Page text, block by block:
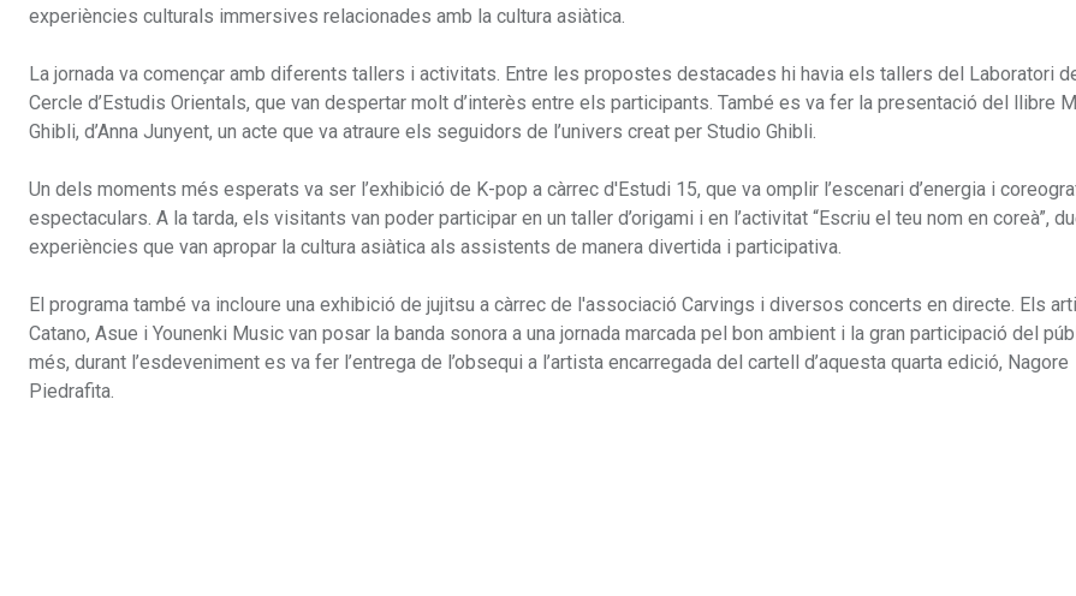
experiències culturals immersives relacionades amb la cultura asiàtica.
La jornada va començar amb diferents tallers i activitats. Entre les propostes destacades hi havia els tallers del Laboratori
Cercle d’Estudis Orientals, que van despertar molt d’interès entre els participants. També es va fer la presentació del llibre
Ghibli, d’Anna Junyent, un acte que va atraure els seguidors de l’univers creat per Studio Ghibli.
Un dels moments més esperats va ser l’exhibició de K-pop a càrrec d'Estudi 15, que va omplir l’escenari d’energia i
espectaculars. A la tarda, els visitants van poder participar en un taller d’origami i en l’activitat “Escriu el teu nom en coreà”,
experiències que van apropar la cultura asiàtica als assistents de manera divertida i participativa.
El programa també va incloure una exhibició de jujitsu a càrrec de l'associació Carvings i diversos concerts en directe. Els
Catano, Asue i Younenki Music van posar la banda sonora a una jornada marcada pel bon ambient i la gran participació del
més, durant l’esdeveniment es va fer l’entrega de l’obsequi a l’artista encarregada del cartell d’aquesta quarta edició, Nagore
Piedrafita.